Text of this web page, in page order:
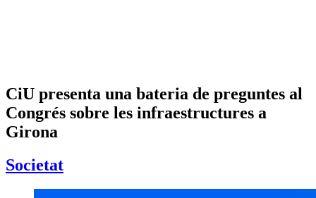
CiU presenta una bateria de preguntes al
Congrés sobre les infraestructures a
Girona
Societat